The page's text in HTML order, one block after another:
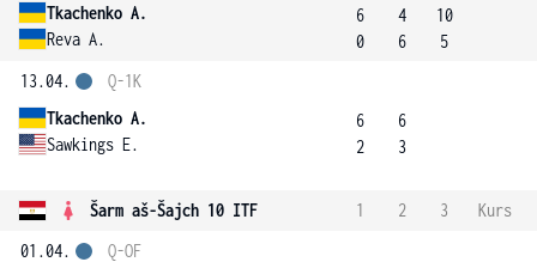
Tkachenko A.
Reva A.
6
0
4
6
10
5
13.04.
Tkachenko A.
Sawkings E.
Q-1K
6
2
6
3
Šarm aš-Šajch 10 ITF 1 2 3
Kurs
01.04.
Q-OF